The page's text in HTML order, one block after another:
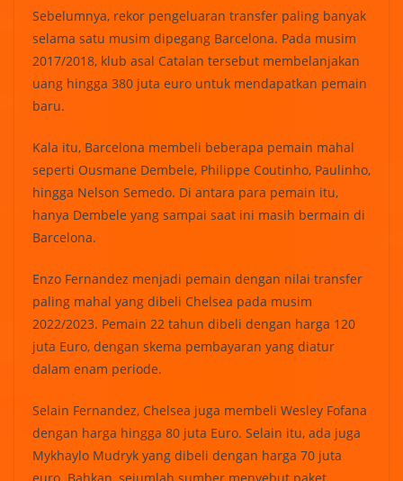
Sebelumnya, rekor pengeluaran transfer paling banyak
selama satu musim dipegang Barcelona. Pada musim
2017/2018, klub asal Catalan tersebut membelanjakan
uang hingga 380 juta euro untuk mendapatkan pemain
baru.
Kala itu, Barcelona membeli beberapa pemain mahal
seperti Ousmane Dembele, Philippe Coutinho, Paulinho,
hingga Nelson Semedo. Di antara para pemain itu,
hanya Dembele yang sampai saat ini masih bermain di
Barcelona.
Enzo Fernandez menjadi pemain dengan nilai transfer
paling mahal yang dibeli Chelsea pada musim
2022/2023. Pemain 22 tahun dibeli dengan harga 120
juta Euro, dengan skema pembayaran yang diatur
dalam enam periode.
Selain Fernandez, Chelsea juga membeli Wesley Fofana
dengan harga hingga 80 juta Euro. Selain itu, ada juga
Mykhaylo Mudryk yang dibeli dengan harga 70 juta